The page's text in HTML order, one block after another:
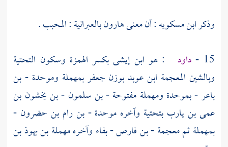
وذكرابن مسكويه: أن معنىهارونبالعبرانية : المحبب .
15 -
داود
: هو ابن إيشى بكسر الهمزة وسكون التحتية
وبالشين المعجمة ابن عوبد بوزن جعفر بمهملة وموحدة - بن
باعر - بموحدة ومهملة مفتوحة - بن سلمون - بن يخشون بن
عمى بن يارب بتحتية وآخره موحدة - بن رام بن حضرون -
بمهملة ثم معجمة - بن فارص - بفاء وآخره مهملة بن يهوذ بن